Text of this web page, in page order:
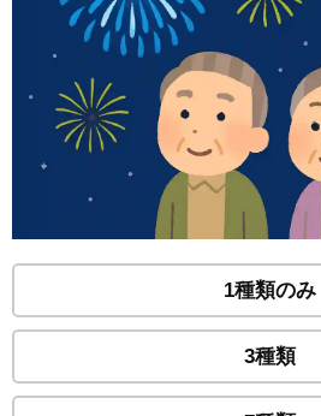
1種類のみ
3種類